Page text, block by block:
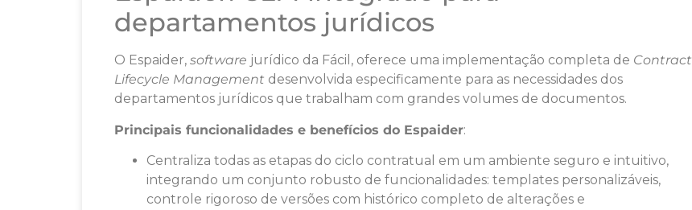
departamentos jurídicos
O Espaider, software jurídico da Fácil, oferece uma implementação completa de Contract
Lifecycle Management desenvolvida especificamente para as necessidades dos
departamentos jurídicos que trabalham com grandes volumes de documentos.
Principais funcionalidades e benefícios do Espaider:
Centraliza todas as etapas do ciclo contratual em um ambiente seguro e intuitivo,
integrando um conjunto robusto de funcionalidades: templates personalizáveis,
controle rigoroso de versões com histórico completo de alterações e